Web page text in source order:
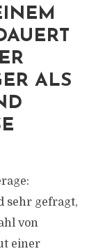
ALS
sehr gefragt,
von
einer